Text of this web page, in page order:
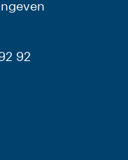
92